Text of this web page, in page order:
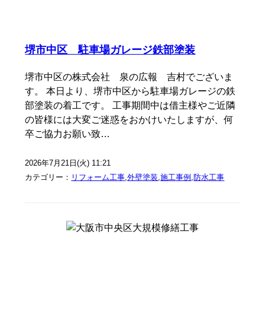
堺市中区 駐車場ガレージ鉄部塗装
堺市中区の株式会社 泉の広報 吉村でございま
す。 本日より、堺市中区から駐車場ガレージの鉄
部塗装の着工です。 工事期間中は借主様やご近隣
の皆様には大変ご迷惑をおかけいたしますが、何
卒ご協力お願い致…
2026年7月21日(火) 11:21
カテゴリー： リフォーム工事,外壁塗装,施工事例 ,防水工事